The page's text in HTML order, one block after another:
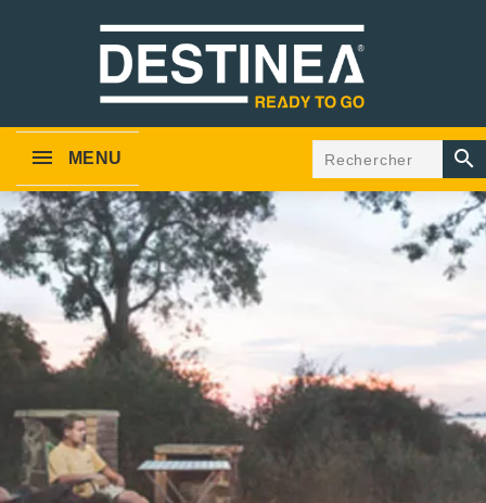
MENU 